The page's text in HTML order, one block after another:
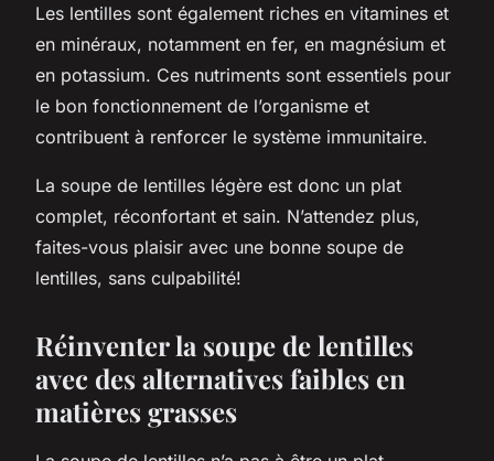
Les lentilles sont également riches en vitamines et
en minéraux, notamment en fer, en magnésium et
en potassium. Ces nutriments sont essentiels pour
le bon fonctionnement de l’organisme et
contribuent à renforcer le système immunitaire.
La soupe de lentilles légère est donc un plat
complet, réconfortant et sain. N’attendez plus,
faites-vous plaisir avec une bonne soupe de
lentilles, sans culpabilité!
Réinventer la soupe de lentilles
avec des alternatives faibles en
matières grasses